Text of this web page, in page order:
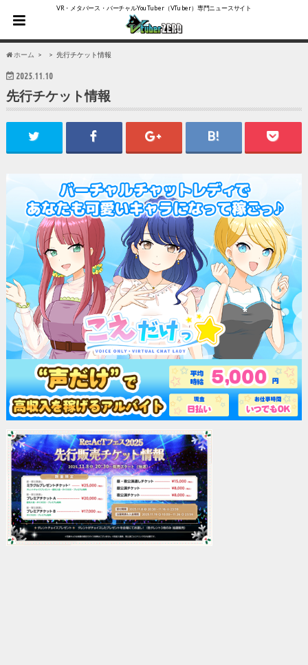
VR・メタバース・バーチャルYouTuber（VTuber）専門ニュースサイト
ホーム 先行チケット情報
2025.11.10
先行チケット情報